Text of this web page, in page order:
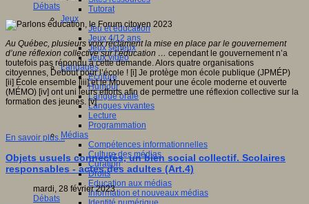
Tutorat
Jeux
Jeu et éducation
Jeux 4/12 ans
Jeux sérieux
Jeux vidéo
Langages
Ecriture
Humour
Langue orale
Langues vivantes
Lecture
Programmation
Médias
Compétences informationnelles
Culture des médias
Curation
Droits
Education aux médias
Information et nouveaux médias
Débats
Au Québec, plusieurs voix réclament la mise en place par le gouvernement
d’une réflexion collective sur l’éducation … cependant le gouvernement n’a
toutefois pas répondu à cette demande. Alors quatre organisations
citoyennes, Debout pour l’école ! [i] Je protège mon école publique (JPMÉP)
[ii] École ensemble [iii] et le Mouvement pour une école moderne et ouverte
(MÉMO) [iv] ont uni leurs efforts afin de permettre une réflexion collective sur la
formation des jeunes. [v]
En savoir plus...
Objets usuels connectés, un bien social collectif. Scolaires
responsables - actes des adultes (Art.4)
mardi, 28 février 2023
Débats